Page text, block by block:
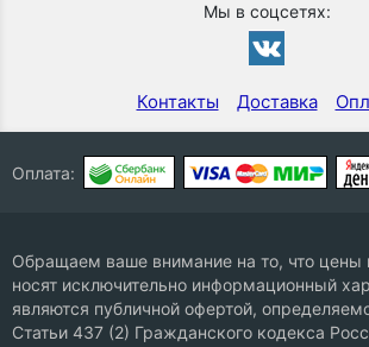
Мы в соцсетях:
Контакты Доставка
Оплата:
Обращаем ваше внимание на то, что цены
носят исключительно информационный
являются публичной офертой,
Статьи 437 (2) Гражданского кодекса